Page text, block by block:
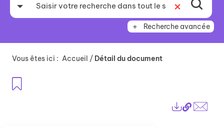
Recherche avancée
Vous êtes ici : Accueil / Détail du document
Lien